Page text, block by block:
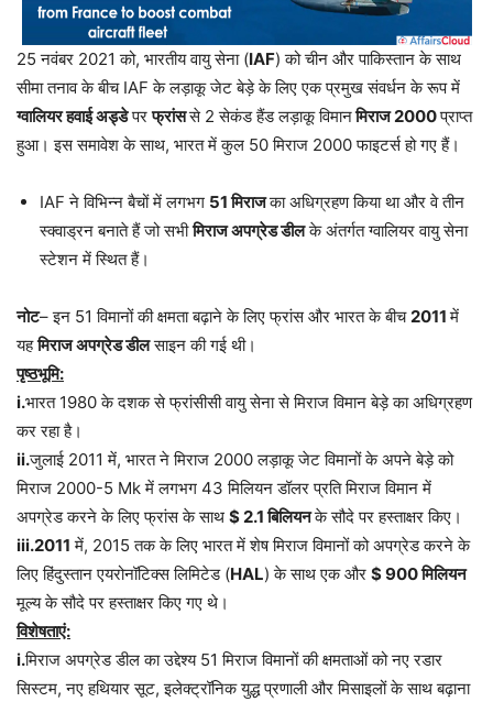
25 नवंबर 2021 को, भारतीय वायु सेना (IAF) को चीन और पाकिस्तान के साथ
सीमा तनाव के बीच IAF के लड़ाकू जेट बेड़े के लिए एक प्रमुख संवर्धन के रूप में
ग्वालियर हवाई अड्डेपरफ्रांससे 2 सेकंड हैंड लड़ाकू विमानमिराज 2000प्राप्त
हुआ। इस समावेश के साथ, भारत में कुल 50 मिराज 2000 फाइटर्स हो गए हैं।
IAF ने विभिन्न बैचों में लगभग 51 मिराजका अधिग्रहण किया था और वे तीन
स्क्वाड्रन बनाते हैं जो सभीमिराज अपग्रेड डीलके अंतर्गत ग्वालियर वायु सेना
स्टेशन में स्थित हैं।
नोट– इन 51 विमानों की क्षमता बढ़ाने के लिए फ्रांस और भारत के बीच2011में
यहमिराज अपग्रेड डीलसाइन की गई थी।
पृष्ठभूमि:
i.भारत 1980 के दशक से फ्रांसीसी वायु सेना से मिराज विमान बेड़े का अधिग्रहण
कर रहा है।
ii.जुलाई 2011 में, भारत ने मिराज 2000 लड़ाकू जेट विमानों के अपने बेड़े को
मिराज 2000-5 Mk में लगभग 43 मिलियन डॉलर प्रति मिराज विमान में
अपग्रेड करने के लिए फ्रांस के साथ $ 2.1 बिलियनके सौदे पर हस्ताक्षर किए।
iii.2011 में, 2015 तक के लिए भारत में शेष मिराज विमानों को अपग्रेड करने के
लिए हिंदुस्तान एयरोनॉटिक्स लिमिटेड (HAL) के साथ एक और $ 900 मिलियन
मूल्य के सौदे पर हस्ताक्षर किए गए थे।
विशेषताएं:
i.मिराज अपग्रेड डील का उद्देश्य 51 मिराज विमानों की क्षमताओं को नए रडार
सिस्टम, नए हथियार सूट, इलेक्ट्रॉनिक युद्ध प्रणाली और मिसाइलों के साथ बढ़ाना